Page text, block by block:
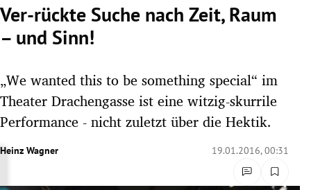
Untermenü
Untermenü
Ver-rückte Suche nach Zeit, Raum
– und Sinn!
„We wanted this to be something special“ im
Theater Drachengasse ist eine witzig-skurrile
Performance - nicht zuletzt über die Hektik.
Heinz Wagner 19.01.2016, 00:31